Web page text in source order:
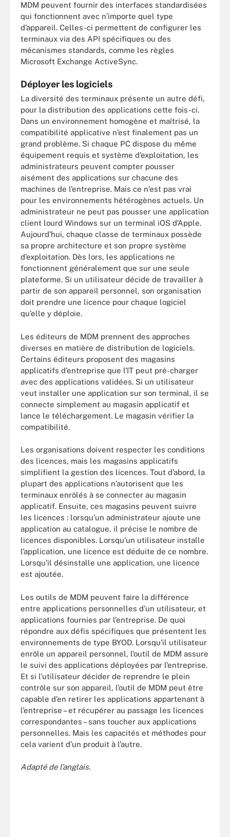
MDM peuvent fournir des interfaces standardisées
qui fonctionnent avec n’importe quel type
d’appareil. Celles-ci permettent de configurer les
terminaux via des API spécifiques ou des
mécanismes standards, comme les règles
Microsoft Exchange ActiveSync.
Déployer les logiciels
La diversité des terminaux présente un autre défi,
pour la distribution des applications cette fois-ci.
Dans un environnement homogène et maîtrisé, la
compatibilité applicative n’est finalement pas un
grand problème. Si chaque PC dispose du même
équipement requis et système d’exploitation, les
administrateurs peuvent compter pousser
aisément des applications sur chacune des
machines de l’entreprise. Mais ce n’est pas vrai
pour les environnements hétérogènes actuels. Un
administrateur ne peut pas pousser une application
client lourd Windows sur un terminal iOS d’Apple.
Aujourd’hui, chaque classe de terminaux possède
sa propre architecture et son propre système
d’exploitation. Dès lors, les applications ne
fonctionnent généralement que sur une seule
plateforme. Si un utilisateur décide de travailler à
partir de son appareil personnel, son organisation
doit prendre une licence pour chaque logiciel
qu’elle y déploie.
Les éditeurs de MDM prennent des approches
diverses en matière de distribution de logiciels.
Certains éditeurs proposent des magasins
applicatifs d’entreprise que l’IT peut pré-charger
avec des applications validées. Si un utilisateur
veut installer une application sur son terminal, il se
connecte simplement au magasin applicatif et
lance le téléchargement. Le magasin vérifier la
compatibilité.
Les organisations doivent respecter les conditions
des licences, mais les magasins applicatifs
simplifient la gestion des licences. Tout d’abord, la
plupart des applications n’autorisent que les
terminaux enrôlés à se connecter au magasin
applicatif. Ensuite, ces magasins peuvent suivre
les licences : lorsqu’un administrateur ajoute une
application au catalogue, il précise le nombre de
licences disponibles. Lorsqu’un utilisateur installe
l’application, une licence est déduite de ce nombre.
Lorsqu’il désinstalle une application, une licence
est ajoutée.
Les outils de MDM peuvent faire la différence
entre applications personnelles d’un utilisateur, et
applications fournies par l’entreprise. De quoi
répondre aux défis spécifiques que présentent les
environnements de type BYOD. Lorsqu’il utilisateur
enrôle un appareil personnel, l’outil de MDM assure
le suivi des applications déployées par l’entreprise.
Et si l’utilisateur décider de reprendre le plein
contrôle sur son appareil, l’outil de MDM peut être
capable d’en retirer les applications appartenant à
l’entreprise – et récupérer au passage les licences
correspondantes – sans toucher aux applications
personnelles. Mais les capacités et méthodes pour
cela varient d’un produit à l’autre.
Adapté de l’anglais.